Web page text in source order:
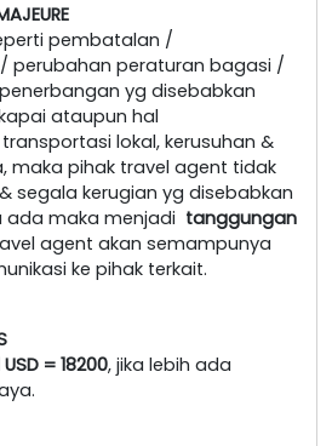
pembatalan /
perubahan peraturan bagasi /
yg disebabkan
ataupun hal
lokal, kerusuhan &
maka pihak travel agent tidak
segala kerugian yg disebabkan
ada maka menjadi tanggungan
agent akan semampunya
ke pihak terkait.
USD = 18200, jika lebih ada